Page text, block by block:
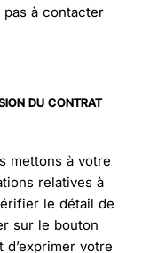
pas à contacter
DU CONTRAT
mettons à votre
relatives à
le détail de
sur le bouton
votre